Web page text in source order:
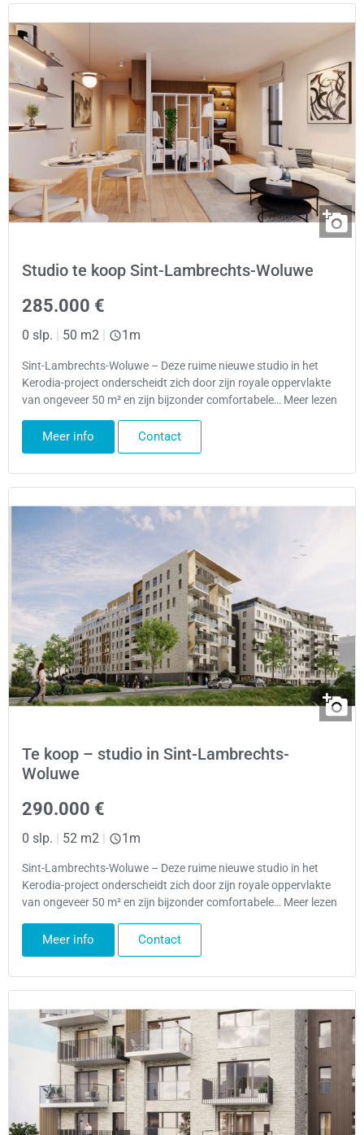
Studio te koop Sint-Lambrechts-Woluwe
285.000 €
0 slp. 50 m2 1m
Sint-Lambrechts-Woluwe – Deze ruime nieuwe studio in het
Kerodia-project onderscheidt zich door zijn royale oppervlakte
van ongeveer 50 m² en zijn bijzonder comfortabele… Meer lezen
Meer info Contact
Te koop – studio in Sint-Lambrechts-
Woluwe
290.000 €
0 slp. | 52 m2 | 1m
Sint-Lambrechts-Woluwe – Deze ruime nieuwe studio in het
Kerodia-project onderscheidt zich door zijn royale oppervlakte
van ongeveer 50 m² en zijn bijzonder comfortabele… Meer lezen
Meer info Contact